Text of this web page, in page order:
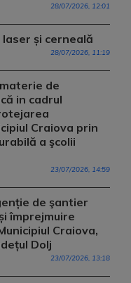
28/07/2026, 12:01
și cerneală
28/07/2026, 11:19
de
in cadrul
Craiova prin
a şcolii
23/07/2026, 14:59
de şantier
împrejmuire
Craiova,
Dolj
23/07/2026, 13:18